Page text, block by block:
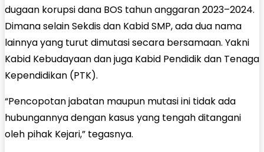
dugaan korupsi dana BOS tahun anggaran 2023–2024.
Dimana selain Sekdis dan Kabid SMP, ada dua nama
lainnya yang turut dimutasi secara bersamaan. Yakni
Kabid Kebudayaan dan juga Kabid Pendidik dan Tenaga
Kependidikan (PTK).
“Pencopotan jabatan maupun mutasi ini tidak ada
hubungannya dengan kasus yang tengah ditangani
oleh pihak Kejari,” tegasnya.